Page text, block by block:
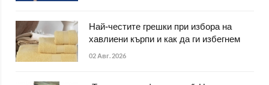
Най-честите грешки при избора на
хавлиени кърпи и как да ги избегнем
02 Авг. 2026